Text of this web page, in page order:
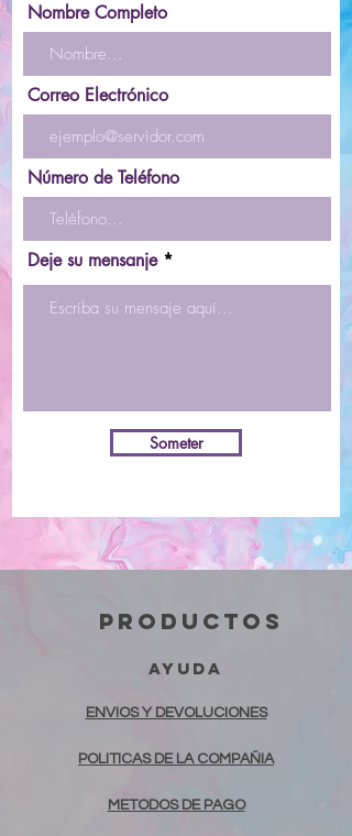
Nombre Completo
Correo Electrónico
Número de Teléfono
Deje su mensanje
Someter
productos
ayuda
ENVIOS Y DEVOLUCIONES
POLITICAS DE LA COMPAÑIA
METODOS DE PAGO